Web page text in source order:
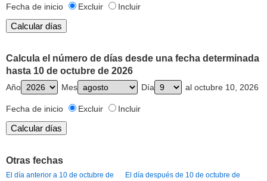
Fecha de inicio Excluir Incluir
Calcula el número de días desde una fecha determinada
hasta 10 de octubre de 2026
Año Mes Día al octubre 10, 2026
Fecha de inicio Excluir Incluir
Otras fechas
El día anterior a 10 de octubre de
El día después de 10 de octubre de